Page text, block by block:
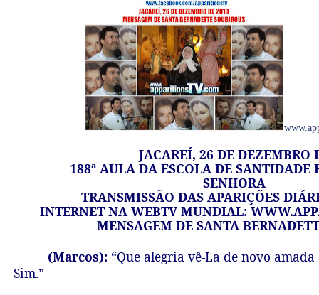
JACAREÍ, 26 DE DEZEMBRO
188ª AULA DA ESCOLA DE SANTIDADE
SENHORA
TRANSMISSÃO DAS APARIÇÕES
INTERNET NA WEBTV MUNDIAL:
MENSAGEM DE SANTA
(Marcos): “Que alegria vê-La de novo
Sim.”